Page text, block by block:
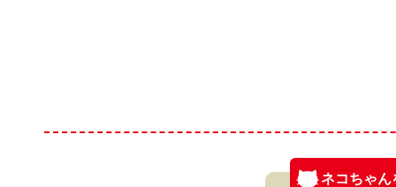
ネコちゃん